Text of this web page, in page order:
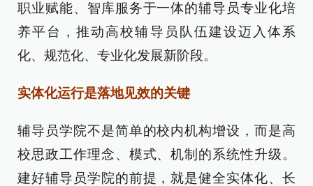
职业赋能、智库服务于一体的辅导员专业化培
养平台，推动高校辅导员队伍建设迈入体系
化、规范化、专业化发展新阶段。
实体化运行是落地见效的关键
辅导员学院不是简单的校内机构增设，而是高
校思政工作理念、模式、机制的系统性升级。
建好辅导员学院的前提，就是健全实体化、长